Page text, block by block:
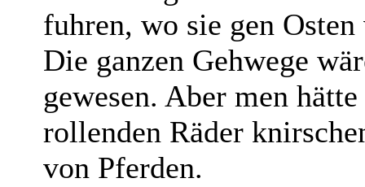
fuhren, wo sie gen
Die ganzen Gehwege
gewesen. Aber men
rollenden Räder
von Pferden.